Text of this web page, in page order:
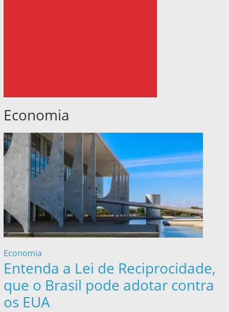
Economia
Economia
Entenda a Lei de Reciprocidade,
que o Brasil pode adotar contra
os EUA